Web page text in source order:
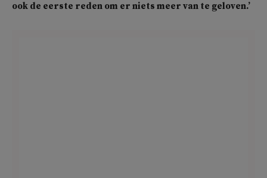
ook de eerste reden om er niets meer van te geloven.’